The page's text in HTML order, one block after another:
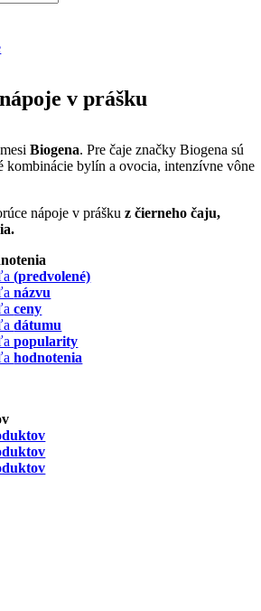
v prášku
Biogena. Pre čaje značky Biogena sú
kombinácie bylín a ovocia, intenzívne vône
nápoje v práškuz čierneho čaju,
(predvolené)
názvu
ceny
dátumu
popularity
hodnotenia